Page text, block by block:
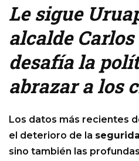
Le sigue
alcalde
desafía la
abrazar a los
Los datos más recientes
el deterioro de la
sino también las